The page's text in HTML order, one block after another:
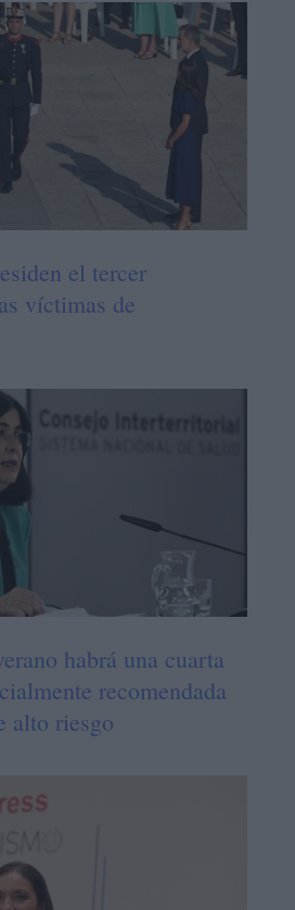
el tercer
víctimas de
habrá una cuarta
recomendada
alto riesgo